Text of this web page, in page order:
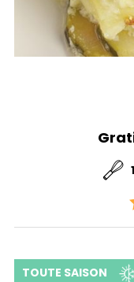
TOUTE SAISON